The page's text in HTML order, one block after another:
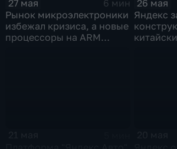
27 мая
6 мин
Рынок микроэлектроники
избежал кризиса, а новые
процессоры на ARM
26 мая
Яндекс